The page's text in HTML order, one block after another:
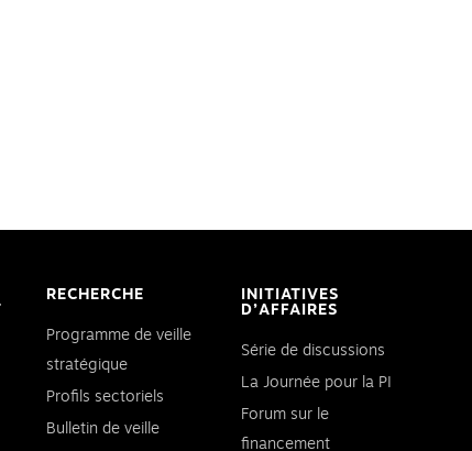
RECHERCHE
Programme de veille
stratégique
Profils sectoriels
Bulletin de veille
INITIATIVES
D’AFFAIRES
Série de discussions
La Journée pour la PI
Forum sur le
financement